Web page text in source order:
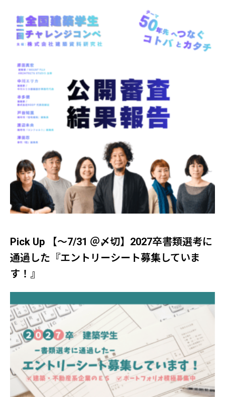
Pick Up 【～7/31 ＠〆切】2027卒書類選考に
通過した『エントリーシート募集していま
す！』